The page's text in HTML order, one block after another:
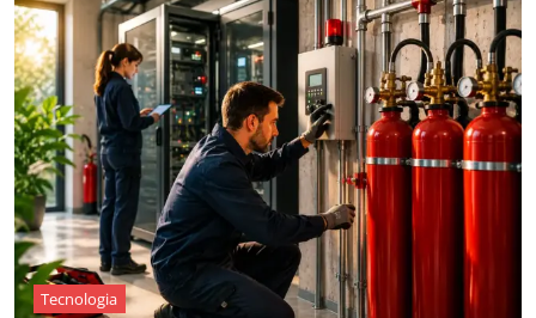
Tecnologia